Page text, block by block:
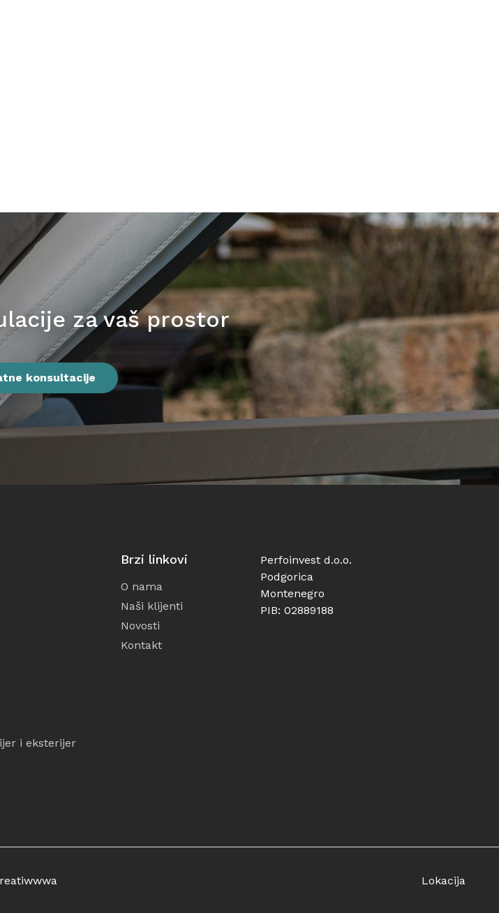
za vaš prostor
konsultacije
i eksterijer
Brzi linkovi
O nama
Naši klijenti
Novosti
Kontakt
Perfoinvest d.o.o.
Podgorica
Montenegro
PIB: 02889188
Lokacija